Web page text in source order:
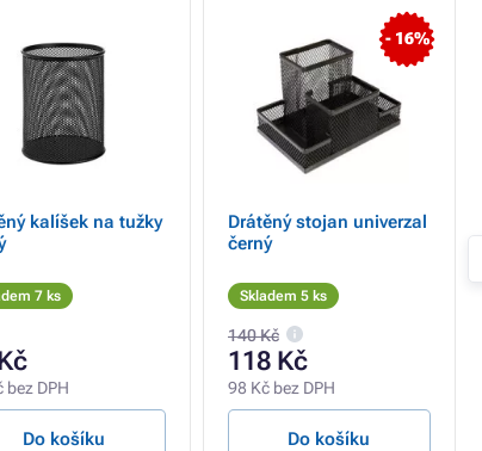
kalíšek na tužky
7 ks
bez DPH
Do košíku
- 16%
Drátěný stojan univerzal
černý
Skladem 5 ks
140 Kč
118 Kč
98 Kč bez DPH
Do košíku